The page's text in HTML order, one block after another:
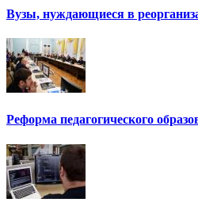
Вузы, нуждающиеся в
Реформа педагогического